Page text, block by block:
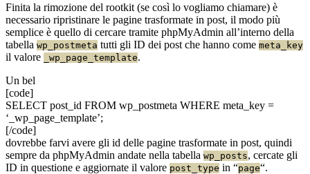
Finita la rimozione del rootkit (se così lo vogliamo chiamare) è
necessario ripristinare le pagine trasformate in post, il modo più
semplice è quello di cercare tramite phpMyAdmin all’interno della
tabella wp_postmeta tutti gli ID dei post che hanno come meta_key
il valore _wp_page_template.
Un bel
[code]
SELECT post_id FROM wp_postmeta WHERE meta_key =
‘_wp_page_template’;
[/code]
dovrebbe farvi avere gli id delle pagine trasformate in post, quindi
sempre da phpMyAdmin andate nella tabella wp_posts, cercate gli
ID in questione e aggiornate il valore post_type in “page“.